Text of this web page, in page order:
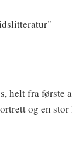
helt fra første
og en stor